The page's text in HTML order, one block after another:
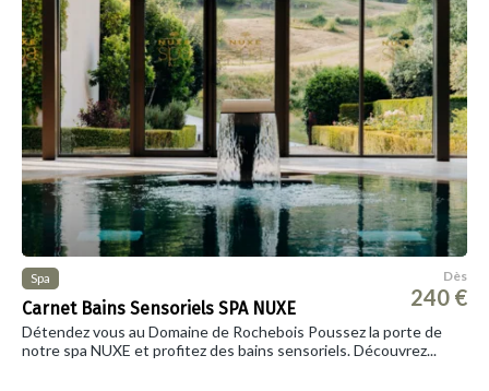
Spa
Carnet Bains Sensoriels SPA NUXE
Dès
240 €
Détendez vous au Domaine de Rochebois Poussez la porte de
notre spa NUXE et profitez des bains sensoriels. Découvrez...